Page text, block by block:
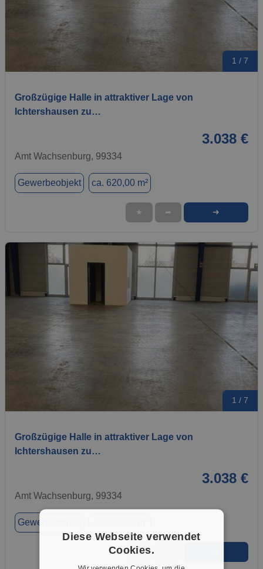
1 / 7
Großzügige Halle in attraktiver Lage von
Ichtershausen zu…
3.038 €
Amt Wachsenburg, 99334
Gewerbeobjekt ca. 620,00 m²
★ ➦ ➜
1 / 7
Großzügige Halle in attraktiver Lage von
Ichtershausen zu…
3.038 €
Amt Wachsenburg, 99334
Gewerbeobjekt
★
Diese Webseite verwendet
Cookies.